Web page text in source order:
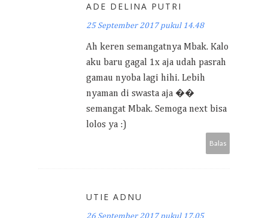
ADE DELINA PUTRI
25 September 2017 pukul 14.48
Ah keren semangatnya Mbak. Kalo
aku baru gagal 1x aja udah pasrah
gamau nyoba lagi hihi. Lebih
nyaman di swasta aja ��
semangat Mbak. Semoga next bisa
lolos ya :)
Balas
UTIE ADNU
26 September 2017 pukul 17.05